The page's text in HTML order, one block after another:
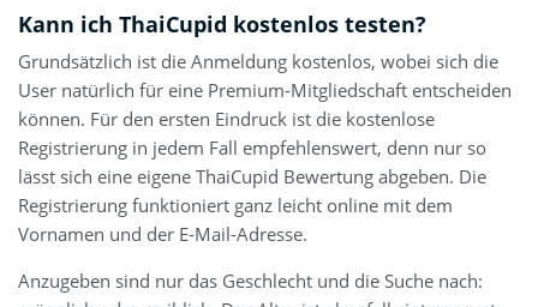
Kann ich ThaiCupid kostenlos testen?
Grundsätzlich ist die Anmeldung kostenlos, wobei sich die
User natürlich für eine Premium-Mitgliedschaft entscheiden
können. Für den ersten Eindruck ist die kostenlose
Registrierung in jedem Fall empfehlenswert, denn nur so
lässt sich eine eigene ThaiCupid Bewertung abgeben. Die
Registrierung funktioniert ganz leicht online mit dem
Vornamen und der E-Mail-Adresse.
Anzugeben sind nur das Geschlecht und die Suche nach: